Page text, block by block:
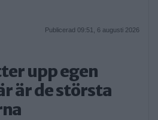
Publicerad 09:51, 6 augusti 2026
upp egen
är de största